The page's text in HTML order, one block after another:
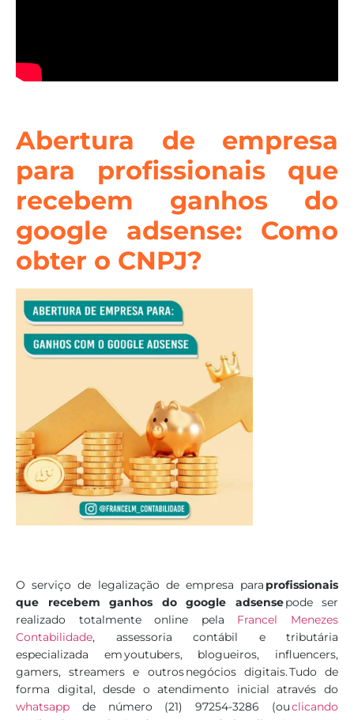
Abertura de empresa
para profissionais que
recebem ganhos do
google adsense: Como
obter o CNPJ?
O serviço de legalização de empresa para profissionais
que recebem ganhos do google adsensepode ser
realizado totalmente online pela Francel Menezes
Contabilidade, assessoria contábil e tributária
especializada em youtubers, blogueiros, influencers,
gamers, streamers e outros negócios digitais. Tudo de
forma digital, desde o atendimento inicial através do
whatsapp de número (21) 97254-3286 (ouclicando